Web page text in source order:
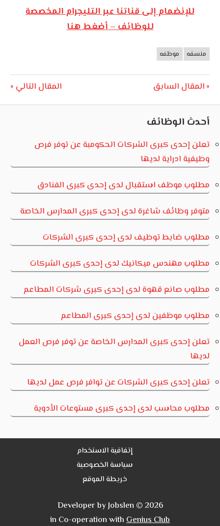
للإنضمام إلى قناتنا عبر التليجرام المخصصة
للوظائف – أضغط هنا
وظائف
منسقه موظفه
تصفّح
المقالات
Previous
المقال السابق
Next
المقال التالي
أحدث الوظائف
تعلن إحدى كبرى الشركات الحكومبة عن توفر فرص
وظيفية ادراية لديها
مطلوب موظف استقبال لدى إحدى كبرى الفنادق
متوفر وظائف شاغرة لدى إحدى كبرى المدارس الخاصة
مطلوب ضابط توظيف لدى إحدى كبرى الشركات
مطلوب مهندس ميكانيك لدى إحدى كبرى الشركات
مطلوب صانع قهوة لدى إحدى كبرى شركات المطاعم
مطلوب موظفين لدى إحدى كبرى المطاعم
تعلن إحدى كبرى المدارس الخاصة عن توفر فرص العمل
لديها
تعلن إحدى كبرى الشركات عن توافر فرص عمل لديها
مطلوب محاسب لدى إحدى كبرى مستوعات الأدوية
إتفاقية الاستخدام
سياسة الخصوصية
خريطة الموقع
Developer by Jobslen © 2026
in Co-operation withGenius Club